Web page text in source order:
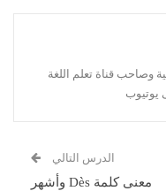
وصاحب قناة تعلم اللغة
يوتيوب
الدرس التالي
معنى كلمة Dès وأشهر